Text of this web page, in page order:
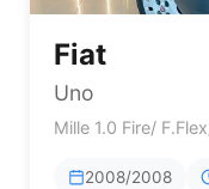
Fiat
Uno
Mille 1.0 Fire/
2008/2008